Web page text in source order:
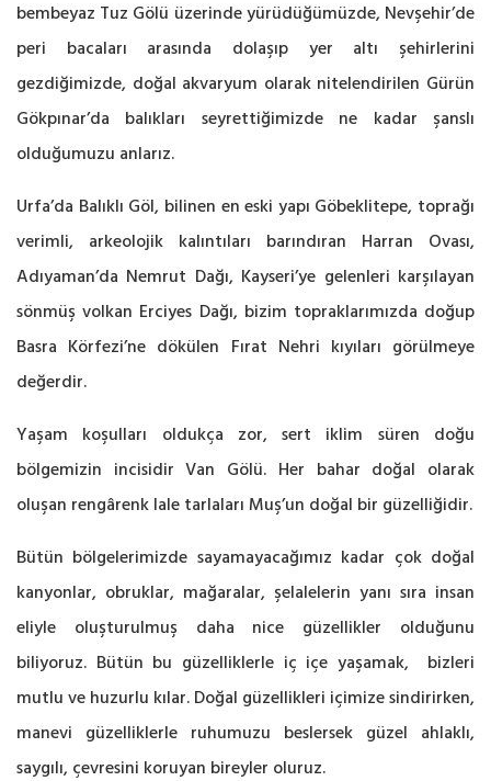
bembeyaz Tuz Gölü üzerinde yürüdüğümüzde, Nevşehir’de
peri bacaları arasında dolaşıp yer altı şehirlerini
gezdiğimizde, doğal akvaryum olarak nitelendirilen Gürün
Gökpınar’da balıkları seyrettiğimizde ne kadar şanslı
olduğumuzu anlarız.
Urfa’da Balıklı Göl, bilinen en eski yapı Göbeklitepe, toprağı
verimli, arkeolojik kalıntıları barındıran Harran Ovası,
Adıyaman’da Nemrut Dağı, Kayseri’ye gelenleri karşılayan
sönmüş volkan Erciyes Dağı, bizim topraklarımızda doğup
Basra Körfezi’ne dökülen Fırat Nehri kıyıları görülmeye
değerdir.
Yaşam koşulları oldukça zor, sert iklim süren doğu
bölgemizin incisidir Van Gölü. Her bahar doğal olarak
oluşan rengârenk lale tarlaları Muş’un doğal bir güzelliğidir.
Bütün bölgelerimizde sayamayacağımız kadar çok doğal
kanyonlar, obruklar, mağaralar, şelalelerin yanı sıra insan
eliyle oluşturulmuş daha nice güzellikler olduğunu
biliyoruz. Bütün bu güzelliklerle iç içe yaşamak, bizleri
mutlu ve huzurlu kılar. Doğal güzellikleri içimize sindirirken,
manevi güzelliklerle ruhumuzu beslersek güzel ahlaklı,
saygılı, çevresini koruyan bireyler oluruz.